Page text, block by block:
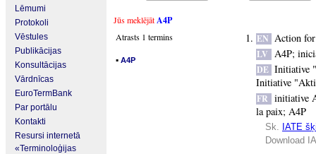
Lēmumi
Protokoli
Vēstules
Publikācijas
Konsultācijas
Vārdnīcas
EuroTermBank
Par portālu
Kontakti
Resursi internetā
«Terminoloģijas
Jūs meklējātA4P
Atrasts 1 termins
▪ A4P
EN Action for
LV A4P;
DE Initiative
Initiative
FR initiative
la paix; A4P
Sk. IATE
Download